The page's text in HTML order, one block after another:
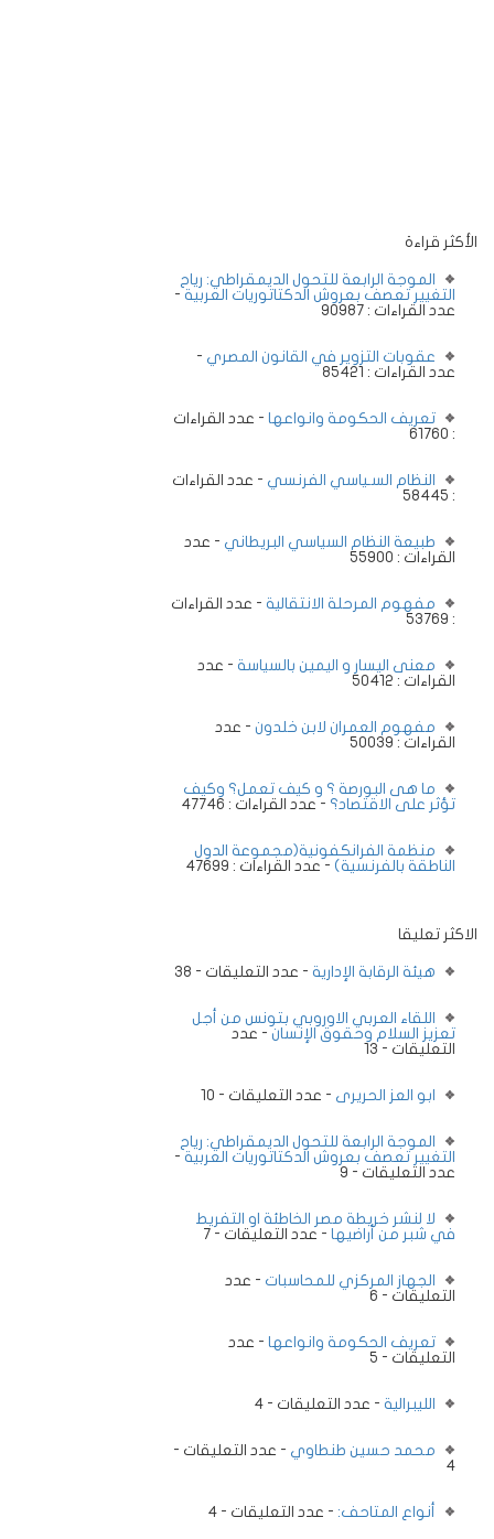
الأكثر قراءة
الموجة الرابعة للتحول الديمقراطي: رياح
التغيير تعصف بعروش الدكتاتوريات العربية -
عدد القراءات : 90987
عقوبات التزوير في القانون المصري -
عدد القراءات : 85421
تعريف الحكومة وانواعها - عدد القراءات
: 61760
النظام السـياسي الفرنسي - عدد القراءات
: 58445
طبيعة النظام السياسي البريطاني - عدد
القراءات : 55900
مفهوم المرحلة الانتقالية - عدد القراءات
: 53769
معنى اليسار و اليمين بالسياسة - عدد
القراءات : 50412
مفهوم العمران لابن خلدون - عدد
القراءات : 50039
ما هى البورصة ؟ و كيف تعمل؟ وكيف
تؤثر على الاقتصاد؟ - عدد القراءات : 47746
منظمة الفرانكفونية(مجموعة الدول
الناطقة بالفرنسية) - عدد القراءات : 47699
الاكثر تعليقا
هيئة الرقابة الإدارية - عدد التعليقات - 38
اللقاء العربي الاوروبي بتونس من أجل
تعزيز السلام وحقوق الإنسان - عدد
التعليقات - 13
ابو العز الحريرى - عدد التعليقات - 10
الموجة الرابعة للتحول الديمقراطي: رياح
التغيير تعصف بعروش الدكتاتوريات العربية -
عدد التعليقات - 9
لا لنشر خريطة مصر الخاطئة او التفريط
في شبر من أراضيها - عدد التعليقات - 7
الجهاز المركزي للمحاسبات - عدد
التعليقات - 6
تعريف الحكومة وانواعها - عدد
التعليقات - 5
الليبرالية - عدد التعليقات - 4
محمد حسين طنطاوي - عدد التعليقات -
4
أنواع المتاحف: - عدد التعليقات - 4